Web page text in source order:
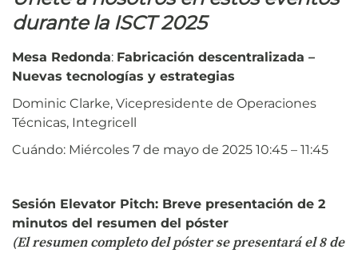
durante la ISCT 2025
Mesa Redonda: Fabricación descentralizada –
Nuevas tecnologías y estrategias
Dominic Clarke, Vicepresidente de Operaciones
Técnicas, Integricell
Cuándo: Miércoles 7 de mayo de 2025 10:45 – 11:45
Sesión Elevator Pitch: Breve presentación de 2
minutos del resumen del póster
(El resumen completo del póster se presentará el 8 de